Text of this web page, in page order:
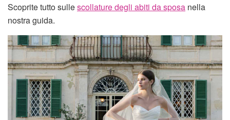
Scoprite tutto sullescollature degli abiti da sposa nella
nostra guida.